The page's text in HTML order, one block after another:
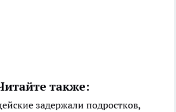
также:
задержали подростков,